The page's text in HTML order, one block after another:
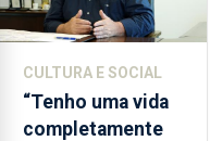
CULTURA E SOCIAL
“Tenho uma vida
completamente